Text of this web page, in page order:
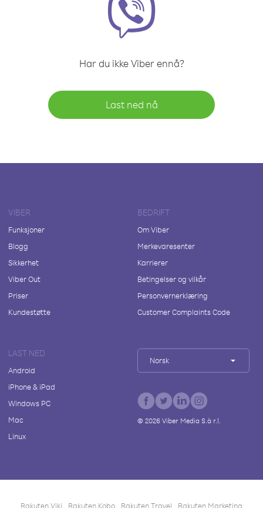
Har du ikke Viber ennå?
Last ned nå
VIBER
Funksjoner
Blogg
Sikkerhet
Viber Out
Priser
Kundestøtte
BEDRIFT
Om Viber
Merkevaresenter
Karrierer
Betingelser og vilkår
Personvernerklæring
Customer Complaints Code
LAST NED
Android
iPhone & iPad
Windows PC
Mac
Linux
Norsk
© 2026Viber Media S.à r.l.
Rakuten Viki Rakuten Kobo Rakuten Travel Rakuten Marketing